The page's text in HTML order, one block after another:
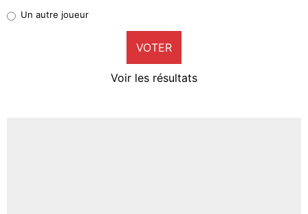
9%
Un autre joueur
VOTER
Voir les résultats